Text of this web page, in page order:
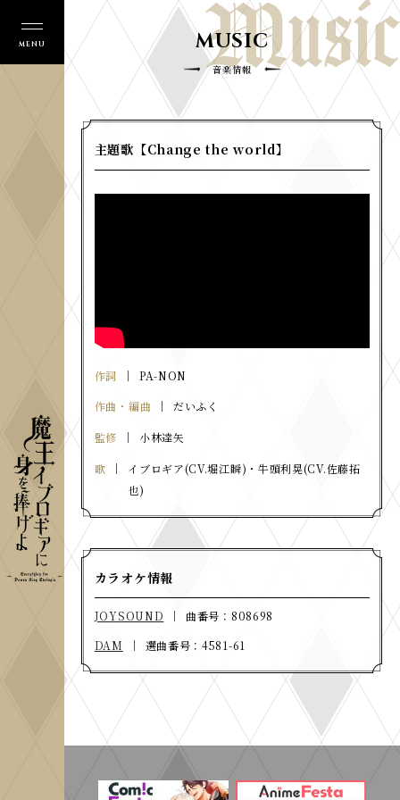
MUSIC
音楽情報
主題歌【Change the world】
作詞 PA-NON
作曲・編曲 だいふく
監修 小林達矢
歌
イブロギア(CV.堀江瞬)・牛頭利晃(CV.佐藤拓
也)
カラオケ情報
JOYSOUND
曲番号：808698
DAM
選曲番号：4581-61